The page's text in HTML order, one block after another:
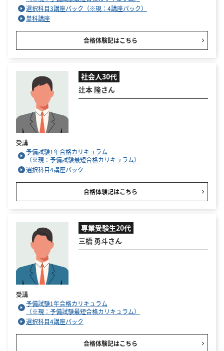
選択科目3講座パック（※現：4講座パック）
単科講座
合格体験記はこちら
社会人30代
辻本 隆さん
受講
予備試験1年合格カリキュラム
（※現：予備試験最短合格カリキュラム）
選択科目4講座パック
合格体験記はこちら
専業受験生20代
三橋 勇斗さん
受講
予備試験1年合格カリキュラム
（※現：予備試験最短合格カリキュラム）
選択科目4講座パック
合格体験記はこちら